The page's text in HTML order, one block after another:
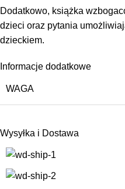
Dodatkowo, książka
dzieci oraz pytania
dzieckiem.
Informacje dodatkowe
WAGA
Wysyłka i Dostawa